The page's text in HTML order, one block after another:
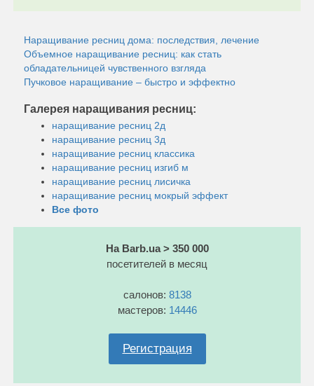
Наращивание ресниц дома: последствия, лечение
Объемное наращивание ресниц: как стать
обладательницей чувственного взгляда
Пучковое наращивание – быстро и эффектно
Галерея наращивания ресниц:
наращивание ресниц 2д
наращивание ресниц 3д
наращивание ресниц классика
наращивание ресниц изгиб м
наращивание ресниц лисичка
наращивание ресниц мокрый эффект
Все фото
На Barb.ua > 350 000
посетителей в месяц
салонов: 8138
мастеров: 14446
Регистрация